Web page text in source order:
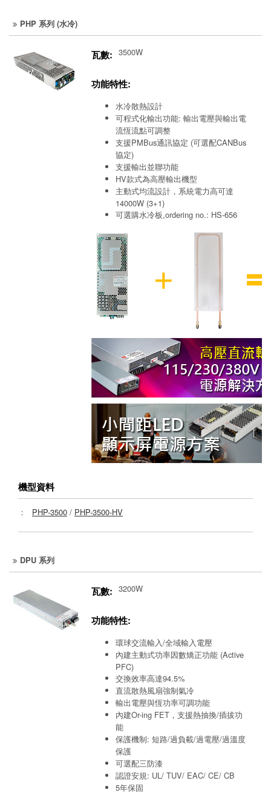
PHP 系列 (水冷)
瓦數: 3500W
功能特性:
水冷散熱設計
可程式化輸出功能: 輸出電壓與輸出電
流恆流點可調整
支援PMBus通訊協定 (可選配CANBus
協定)
支援輸出並聯功能
HV款式為高壓輸出機型
主動式均流設計，系統電力高可達
14000W (3+1)
可選購水冷板,ordering no.: HS-656
機型資料
： PHP-3500 / PHP-3500-HV
DPU 系列
瓦數: 3200W
功能特性:
環球交流輸入/全域輸入電壓
內建主動式功率因數矯正功能 (Active
PFC)
交換效率高達94.5%
直流散熱風扇強制氣冷
輸出電壓與恆功率可調功能
內建Or-ing FET，支援熱抽換/插拔功
能
保護機制: 短路/過負載/過電壓/過溫度
保護
可選配三防漆
認證安規: UL/ TUV/ EAC/ CE/ CB
5年保固